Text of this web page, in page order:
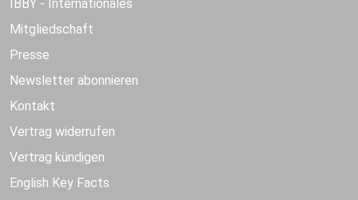
IBBY - Internationales
Mitgliedschaft
Presse
Newsletter abonnieren
Kontakt
Vertrag widerrufen
Vertrag kündigen
English Key Facts